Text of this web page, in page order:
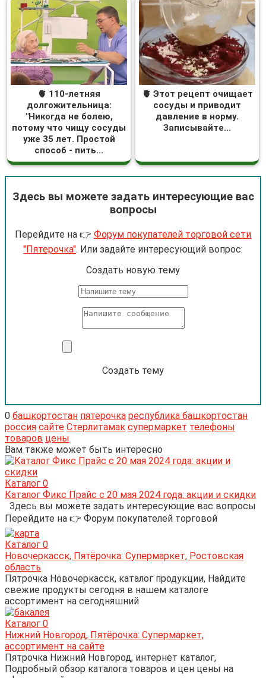
🫀 110-летняя
долгожительница:
"Никогда не болею,
потому что чищу сосуды
уже 35 лет. Простой
способ - пить...
🫀 Этот рецепт очищает
сосуды и приводит
давление в норму.
Записывайте...
Здесь вы можете задать интересующие вас
вопросы
Перейдите на 👉 Форум покупателей торговой сети
"Пятерочка". Или задайте интересующий вопрос:
Cоздать новую тему
Создать тему
0 башкортостан пятерочка республика башкортостан
россия сайте Стерлитамак супермаркет телефоны
товаров цены
Вам также может быть интересно
Каталог 0
Каталог Фикс Прайс с 20 мая 2024 года: акции и скидки
Здесь вы можете задать интересующие вас вопросы
Перейдите на 👉 Форум покупателей торговой
Каталог 0
Новочеркасск, Пятёрочка: Супермаркет, Ростовская
область
Пятрочка Новочеркасск, каталог продукции, Найдите
свежие продукты сегодня в нашем каталоге
ассортимент на сегодняшний
Каталог 0
Нижний Новгород, Пятёрочка: Супермаркет,
ассортимент на сайте
Пятрочка Нижний Новгород, интернет каталог,
Подробный обзор каталога товаров и цен цены на